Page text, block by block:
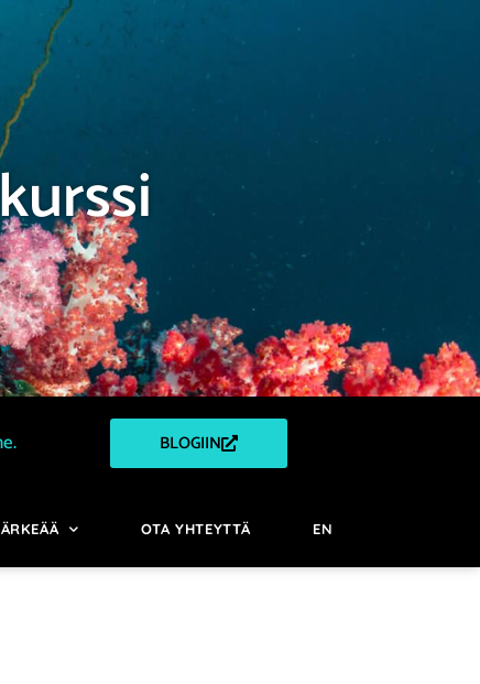
BLOGIIN
OTA YHTEYTTÄ EN